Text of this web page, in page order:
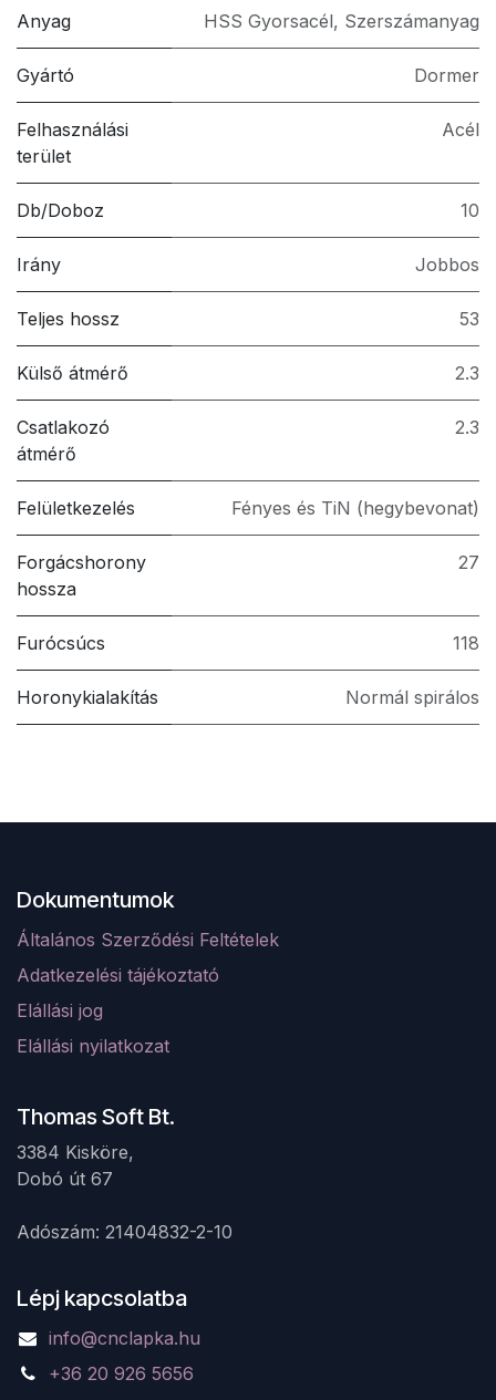
Anyag HSS Gyorsacél, Szerszámanyag
Gyártó Dormer
Felhasználási
terület
Acél
Db/Doboz 10
Irány Jobbos
Teljes hossz 53
Külső átmérő 2.3
Csatlakozó
átmérő
2.3
Felületkezelés Fényes és TiN (hegybevonat)
Forgácshorony
hossza
27
Furócsúcs 118
Horonykialakítás Normál spirálos
Dokumentumok
Általános Szerződési Feltételek
Adatkezelési tájékoztató
Elállási jog
Elállási nyilatkozat
Thomas Soft Bt.
3384 Kisköre,
Dobó út 67 ​
Adószám: 21404832-2-10
Lépj kapcsolatba
info@cnclapka.hu
+36 20 926 5656